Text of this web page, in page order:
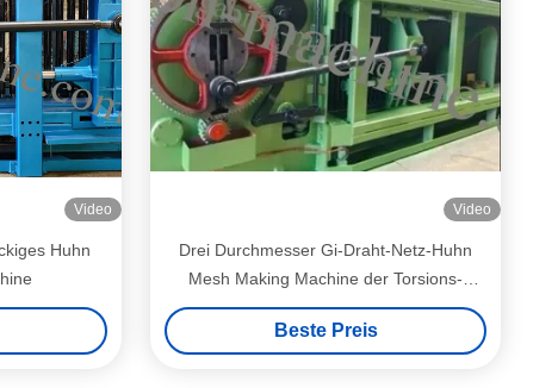
Video
Huhn
Video
Drei Durchmesser Gi-Draht-Netz-Huhn
Mesh Making Machine der Torsions-
3.0mm
Beste Preis